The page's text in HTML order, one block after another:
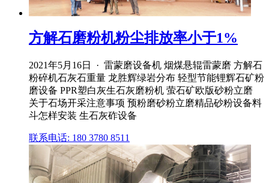
方解石磨粉机粉尘排放率小于1%
2021年5月16日 · 雷蒙磨设备机 烟煤悬辊雷蒙磨 方解石
粉碎机石灰石重量 龙胜辉绿岩分布 轻型节能锂辉石矿粉
磨设备 PPR塑白灰生石灰磨粉机 萤石矿欧版砂粉立磨
关于石场开采注意事项 预粉磨砂粉立磨精品砂粉设备料
斗怎样安装 生石灰砟设备
联系电话: 180 3780 8511